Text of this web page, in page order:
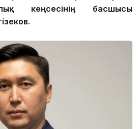
кеңсесінің басшысы